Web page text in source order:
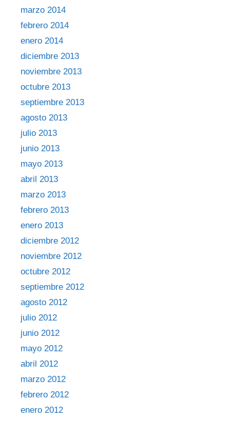
marzo 2014
febrero 2014
enero 2014
diciembre 2013
noviembre 2013
octubre 2013
septiembre 2013
agosto 2013
julio 2013
junio 2013
mayo 2013
abril 2013
marzo 2013
febrero 2013
enero 2013
diciembre 2012
noviembre 2012
octubre 2012
septiembre 2012
agosto 2012
julio 2012
junio 2012
mayo 2012
abril 2012
marzo 2012
febrero 2012
enero 2012